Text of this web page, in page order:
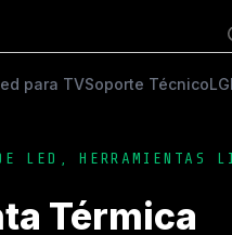
para TVSoporte Técnico
LED ,HERRAMIENTAS
Térmica